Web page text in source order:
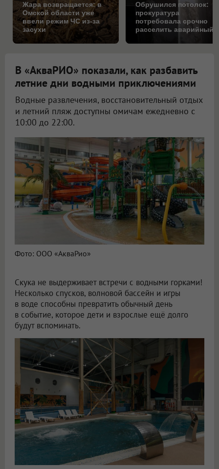
Жара возвращается: в
Омской области уже
ввели режим ЧС из-за
засухи
Обрушился потолок:
прокуратура
потребовала срочно
расселить аварийный
В «АкваРИО» показали, как разбавить
летние дни водными приключениями
Водные развлечения, восстановительный отдых
и летний пляж доступны омичам ежедневно с
10:00 до 22:00.
Фото: ООО «АкваРио»
Скука не выдерживает встречи с водными горками!
Несколько спусков, волновой бассейн и игры
в воде способны превратить обычный день
в событие, которое дети и взрослые ещё долго
будут вспоминать.